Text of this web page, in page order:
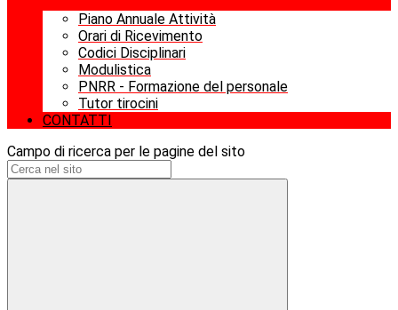
Piano Annuale Attività
Orari di Ricevimento
Codici Disciplinari
Modulistica
PNRR - Formazione del personale
Tutor tirocini
CONTATTI
Campo di ricerca per le pagine del sito